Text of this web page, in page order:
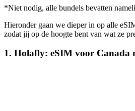
*Niet nodig, alle bundels bevatten
Hieronder gaan we dieper in op alle
zodat jij op de hoogte bent van wat ze
1. Holafly: eSIM voor Canada